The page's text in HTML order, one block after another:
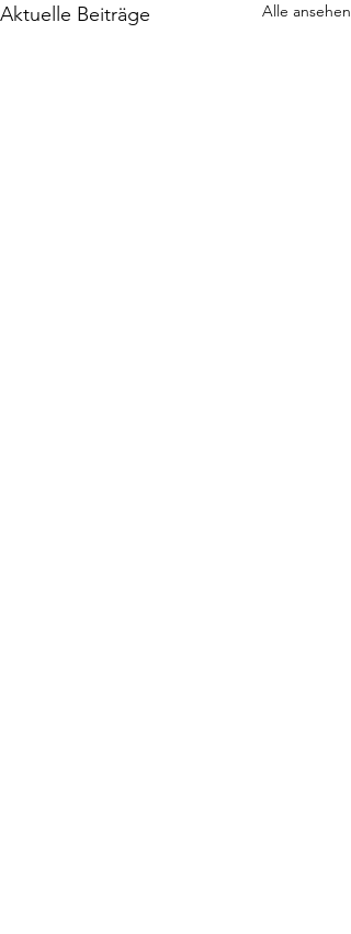
Aktuelle Beiträge Alle ansehen